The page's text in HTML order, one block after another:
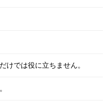
けでは役に立ちません。